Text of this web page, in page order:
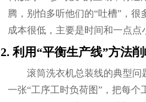
腾，别怕多听他们的“吐槽”，
成本很低，主要是时间和一点点
2. 利用“平衡生产线”方法
滚筒洗衣机总装线的典型
一张“工序工时负荷图”，把每